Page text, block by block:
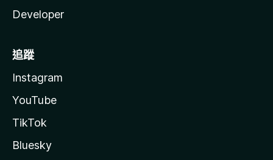
Developer
追蹤
Instagram
YouTube
TikTok
Bluesky